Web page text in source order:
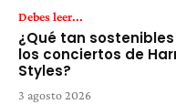
Debes leer...
¿Qué tan
los conciertos de
Styles?
3 agosto 2026